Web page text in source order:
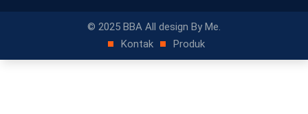
© 2025 BBA All design By Me.
Kontak
Produk